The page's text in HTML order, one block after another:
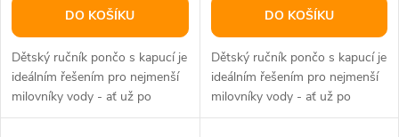
d
u
o
d
u
DO KOŠÍKU
Dětský ručník pončo s kapucí je
ideálním řešením pro nejmenší
milovníky vody - ať už po
koupání doma, nebo během...
DO KOŠÍKU
Dětský ručník pončo s kapucí je
ideálním řešením pro nejmenší
milovníky vody - ať už po
koupání doma, nebo během...